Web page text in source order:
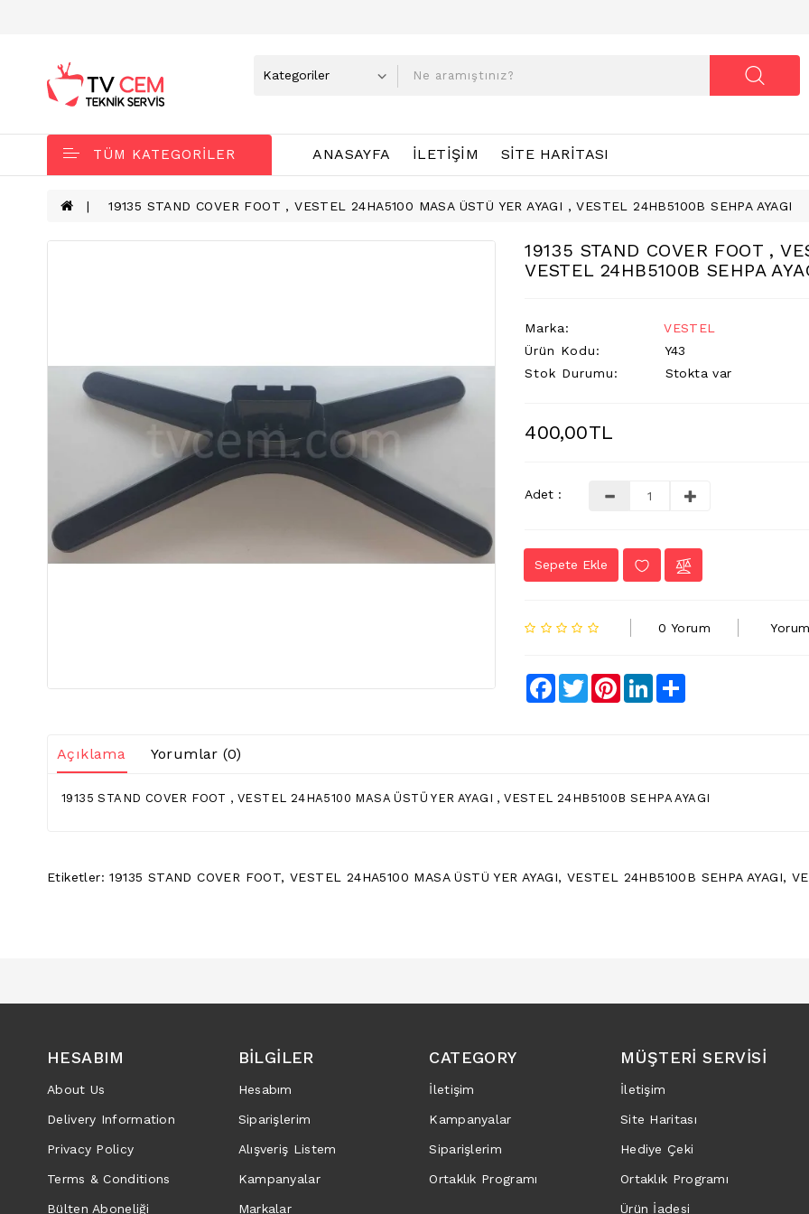
TÜM KATEGORILER ANASAYFA İLETIŞIM SITE HARITASI
19135 STAND COVER FOOT , VESTEL 24HA5100 MASA ÜSTÜ YER AYAGI , VESTEL 24HB5100B SEHPA AYAGI
19135 STAND COVER FOOT ,
VESTEL 24HB5100B SEHPA
Marka:
VESTEL
Ürün Kodu:
Y43
Stok Durumu:
Stokta var
400,00TL
Adet :
Sepete Ekle
0 Yorum
Facebook
TwitterPinterestLinkedIn
Açıklama Yorumlar (0)
19135 STAND COVER FOOT , VESTEL 24HA5100 MASA ÜSTÜ YER AYAGI , VESTEL 24HB5100B SEHPA AYAGI
Etiketler:19135 STAND COVER FOOT,VESTEL 24HA5100 MASA ÜSTÜ YER AYAGI, VESTEL 24HB5100B SEHPA AYAGI,
HESABIM
About Us
Delivery Information
Privacy Policy
Terms & Conditions
Bülten Aboneliği
BILGILER
Hesabım
Siparişlerim
Alışveriş Listem
Kampanyalar
Markalar
CATEGORY
İletişim
Kampanyalar
Siparişlerim
Ortaklık Programı
MÜŞTERI SERVISI
İletişim
Site Haritası
Hediye Çeki
Ortaklık Programı
Ürün İadesi